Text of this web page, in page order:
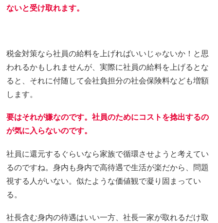
ないと受け取れます。
税金対策なら社員の給料を上げればいいじゃないか！と思
われるかもしれませんが、実際に社員の給料を上げるとな
ると、それに付随して会社負担分の社会保険料なども増額
します。
要はそれが嫌なのです。社員のためにコストを捻出するの
が気に入らないのです。
社員に還元するぐらいなら家族で循環させようと考えてい
るのですね。身内も身内で高待遇で生活が楽だから、問題
視する人がいない。似たような価値観で凝り固まってい
る。
社長含む身内の待遇はいい一方、社長一家が取れるだけ取